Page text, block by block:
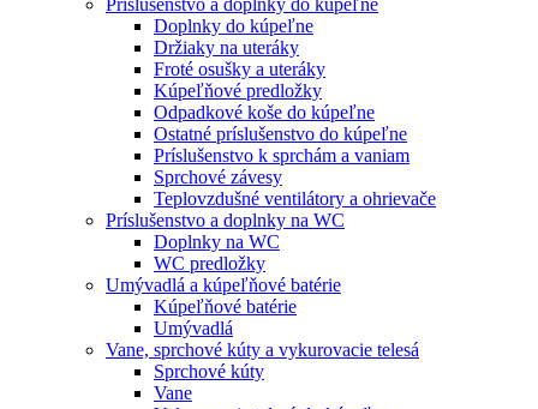
Doplnky do kúpeľne
Držiaky na uteráky
Froté osušky a uteráky
Kúpeľňové predložky
Odpadkové koše do kúpeľne
Ostatné príslušenstvo do kúpeľne
Príslušenstvo k sprchám a vaniam
Sprchové závesy
Teplovzdušné ventilátory a ohrievače
Príslušenstvo a doplnky na WC
Doplnky na WC
WC predložky
Umývadlá a kúpeľňové batérie
Kúpeľňové batérie
Umývadlá
Vane, sprchové kúty a vykurovacie telesá
Sprchové kúty
Vane